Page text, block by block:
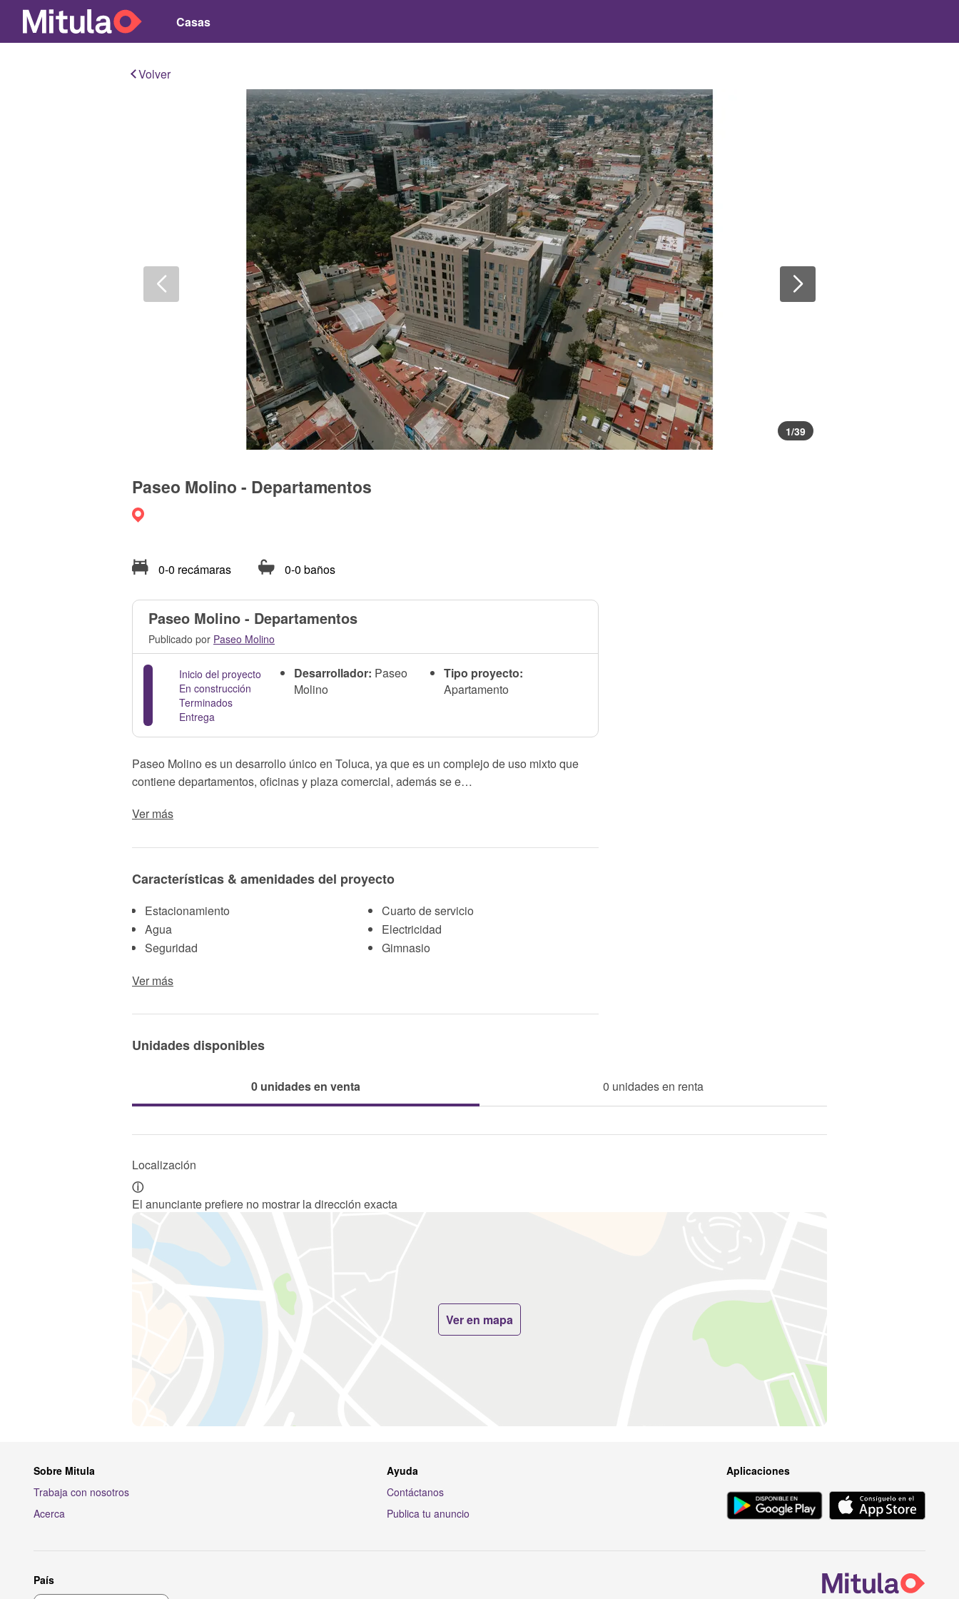
Casas
Volver
1/39
Paseo Molino - Departamentos
0-0 recámaras 0-0 baños
Paseo Molino - Departamentos
Publicado por Paseo Molino
Inicio del proyecto
En construcción
Terminados
Entrega
Desarrollador: Paseo
Molino
Tipo proyecto:
Apartamento
Paseo Molino es un desarrollo único en Toluca, ya que es un complejo de uso mixto que
contiene departamentos, oficinas y plaza comercial, además se e…
Ver más
Características & amenidades del proyecto
Estacionamiento
Agua
Seguridad
Cuarto de servicio
Electricidad
Gimnasio
Ver más
Unidades disponibles
0 unidades en venta 0 unidades en renta
Localización
ⓘ
El anunciante prefiere no mostrar la dirección exacta
Ver en mapa
Sobre Mitula
Trabaja con nosotros
Acerca
Ayuda
Contáctanos
Publica tu anuncio
Aplicaciones
País